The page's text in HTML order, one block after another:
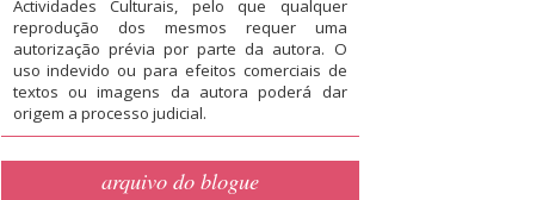
Actividades Culturais, pelo que qualquer
reprodução dos mesmos requer uma
autorização prévia por parte da autora. O
uso indevido ou para efeitos comerciais de
textos ou imagens da autora poderá dar
origem a processo judicial.
arquivo do blogue